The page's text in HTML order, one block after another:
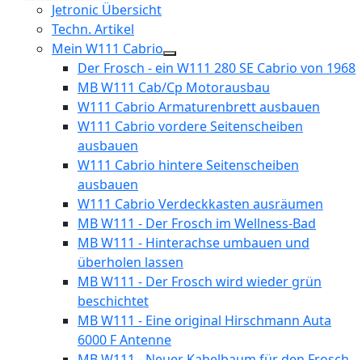
Jetronic Übersicht
Techn. Artikel
Mein W111 Cabrio
Der Frosch - ein W111 280 SE Cabrio von 1968
MB W111 Cab/Cp Motorausbau
W111 Cabrio Armaturenbrett ausbauen
W111 Cabrio vordere Seitenscheiben
ausbauen
W111 Cabrio hintere Seitenscheiben
ausbauen
W111 Cabrio Verdeckkasten ausräumen
MB W111 - Der Frosch im Wellness-Bad
MB W111 - Hinterachse umbauen und
überholen lassen
MB W111 - Der Frosch wird wieder grün
beschichtet
MB W111 - Eine original Hirschmann Auta
6000 F Antenne